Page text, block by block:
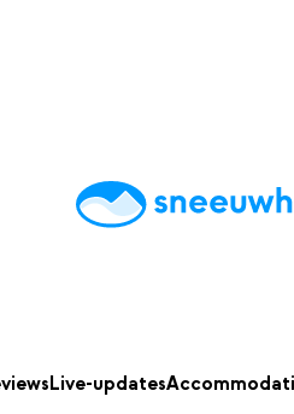
AccommodatiesTips
Live-updates